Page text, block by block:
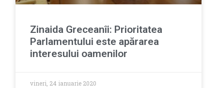
Zinaida Greceanîi: Prioritatea
Parlamentului este apărarea
interesului oamenilor
vineri, 24 ianuarie 2020